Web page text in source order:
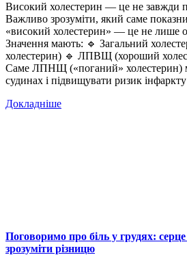
Високий холестерин — це не завжди
Важливо зрозуміти, який саме
«високий холестерин» — це не лише
Значення мають: 🔹 Загальний
холестерин) 🔹 ЛПВЩ (хороший
Саме ЛПНЩ («поганий» холестерин)
судинах і підвищувати ризик
Докладніше
Поговоримо про біль у грудях:
зрозуміти різницю